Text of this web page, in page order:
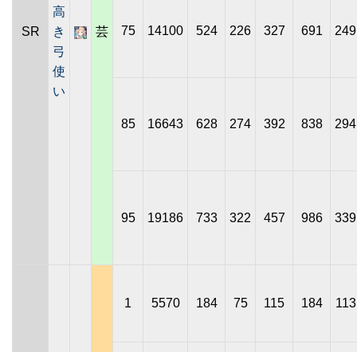
SR
高
き
弓
使
い
芸 75 14100 524 226 327 691 249
85 16643 628 274 392 838 294
95 19186 733 322 457 986 339
1 5570 184 75 115 184 113